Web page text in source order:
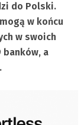
do Polski.
w końcu
w swoich
banków, a